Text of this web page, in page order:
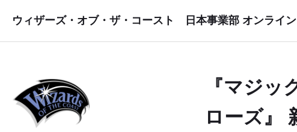
ウィザーズ・オブ・ザ・コースト 日本事業部 オンライ
『マジ
ローズ』